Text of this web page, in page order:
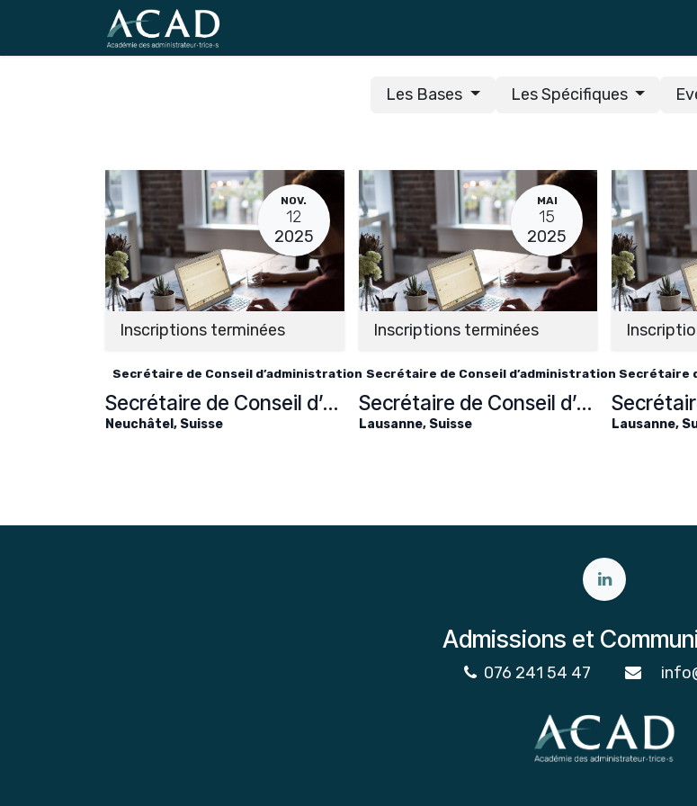
Se rendre au contenu
Les Bases Les Spécifiques
NOV.
12
2025
Inscriptions terminées
Secrétaire de Conseil d’administration
Secrétaire de Conseil d’administration et de fondation
Neuchâtel , Suisse
MAI
15
2025
Inscriptions terminées
Secrétaire de Conseil d’administration
Secrétaire de Conseil d’administration et de fondation
Lausanne, Suisse
Secrétaire
Lausanne,
Admissions et
076 241 54 47